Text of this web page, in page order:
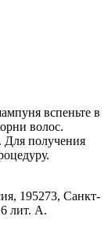
вспеньте в
волос.
Для получения
195273, Санкт-
лит. А.